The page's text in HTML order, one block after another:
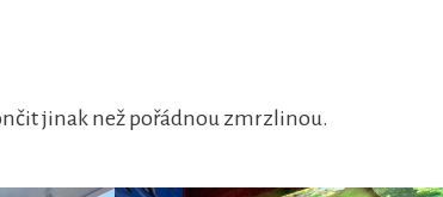
jinak než pořádnou zmrzlinou.